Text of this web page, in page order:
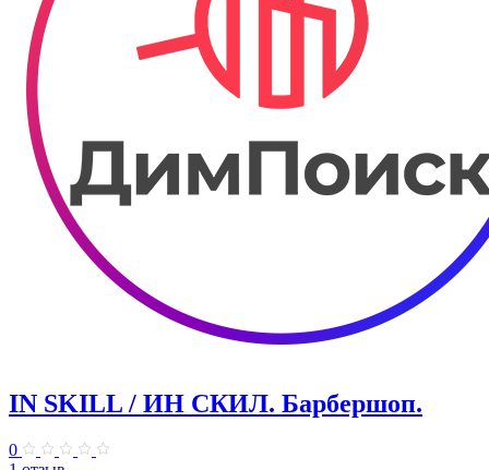
IN SKILL / ИН СКИЛ. Барбершоп.
0